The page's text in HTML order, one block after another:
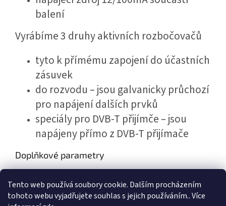
Tento web používá soubory cookie. Dalším procházením
tohoto webu vyjadřujete souhlas s jejich používáním.. Více
balení
Vyrábíme 3 druhy aktivních rozbočovačů
tyto k přímému zapojení do účastních
zásuvek
do rozvodu – jsou galvanicky průchozí
pro napájení dalších prvků
speciály pro DVB-T přijímče – jsou
napájeny přímo z DVB-T přijímače
Doplňkové parametry
Hmotnost
0.186 kg